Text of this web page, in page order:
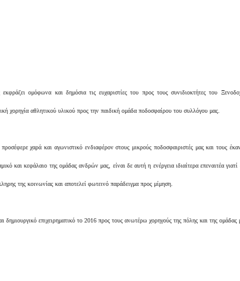
ομόφωνα και δημόσια τις ευχαριστίες του προς τους συνιδιοκτήτες του
χορηγία αθλητικού υλικού προς την παιδική ομάδα ποδοσφαίρου του συλλόγου μας.
χαρά και αγωνιστικό ενδιαφέρον στους μικρούς ποδοσφαιριστές μας και τους
και κεφάλαιο της ομάδας ανδρών μας, είναι δε αυτή η ενέργεια ιδιαίτερα επεναιτέα γιατί
της κοινωνίας και αποτελεί φωτεινό παράδειγμα προς μίμηση.
δημιουργικό επιχειρηματικό το 2016 προς τους ανωτέρω χορηγούς της πόλης και της ομάδας